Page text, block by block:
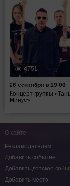
4751
26 сентября в 19:00
Концерт группы
Минус»
О сайте
Рекламодателям
Добавить событие
Добавить детское
Добавить место